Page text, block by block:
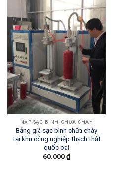
NẠP SẠC BÌNH CHỮA CHÁY
Bảng giá sạc bình chữa cháy
tại khu công nghiệp thạch thất
quốc oai
60.000₫